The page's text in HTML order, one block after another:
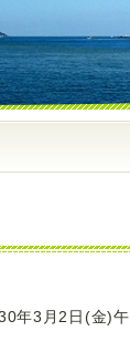
年3月2日(金)